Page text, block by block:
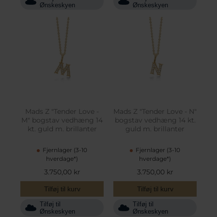
Ønskeskyen
Ønskeskyen
Mads Z "Tender Love -
M" bogstav vedhæng 14
kt. guld m. brillanter
Fjernlager (3-10
hverdage*)
3.750,00 kr
Tilføj til kurv
Tilføj til
Ønskeskyen
Mads Z "Tender Love - N"
bogstav vedhæng 14 kt.
guld m. brillanter
Fjernlager (3-10
hverdage*)
3.750,00 kr
Tilføj til kurv
Tilføj til
Ønskeskyen